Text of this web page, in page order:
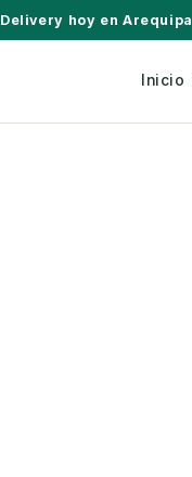
Delivery hoy en Arequipa
Inicio